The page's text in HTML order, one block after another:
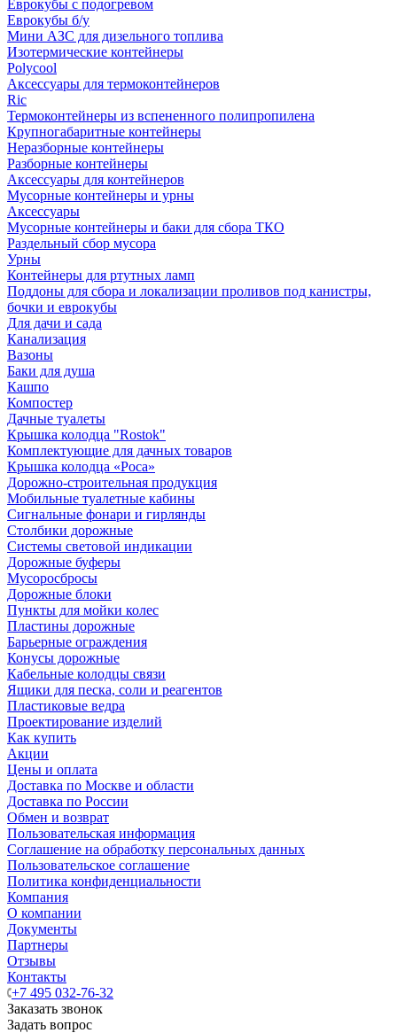
Еврокубы с подогревом
Еврокубы б/у
Мини АЗС для дизельного топлива
Изотермические контейнеры
Polycool
Аксессуары для термоконтейнеров
Ric
Термоконтейнеры из вспененного полипропилена
Крупногабаритные контейнеры
Неразборные контейнеры
Разборные контейнеры
Аксессуары для контейнеров
Мусорные контейнеры и урны
Аксессуары
Мусорные контейнеры и баки для сбора ТКО
Раздельный сбор мусора
Урны
Контейнеры для ртутных ламп
Поддоны для сбора и локализации проливов под канистры,
бочки и еврокубы
Для дачи и сада
Канализация
Вазоны
Баки для душа
Кашпо
Компостер
Дачные туалеты
Крышка колодца "Rostok"
Комплектующие для дачных товаров
Крышка колодца «Роса»
Дорожно-строительная продукция
Мобильные туалетные кабины
Сигнальные фонари и гирлянды
Столбики дорожные
Системы световой индикации
Дорожные буферы
Мусоросбросы
Дорожные блоки
Пункты для мойки колес
Пластины дорожные
Барьерные ограждения
Конусы дорожные
Кабельные колодцы связи
Ящики для песка, соли и реагентов
Пластиковые ведра
Проектирование изделий
Как купить
Акции
Цены и оплата
Доставка по Москве и области
Доставка по России
Обмен и возврат
Пользовательская информация
Соглашение на обработку персональных данных
Пользовательское соглашение
Политика конфиденциальности
Компания
О компании
Документы
Партнеры
Отзывы
Контакты
+7 495 032-76-32
Заказать звонок
Задать вопрос